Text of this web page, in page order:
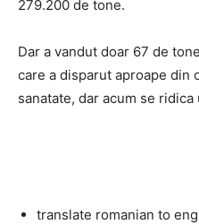
279.200 de tone.
Dar a vandut doar 67 de
care a disparut aproape din
sanatate, dar acum se ridica
translate romanian to